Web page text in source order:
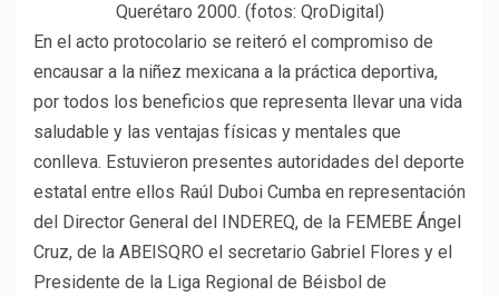
Querétaro 2000. (fotos: QroDigital)
En el acto protocolario se reiteró el compromiso de
encausar a la niñez mexicana a la práctica deportiva,
por todos los beneficios que representa llevar una vida
saludable y las ventajas físicas y mentales que
conlleva. Estuvieron presentes autoridades del deporte
estatal entre ellos Raúl Duboi Cumba en representación
del Director General del INDEREQ, de la FEMEBE Ángel
Cruz, de la ABEISQRO el secretario Gabriel Flores y el
Presidente de la Liga Regional de Béisbol de